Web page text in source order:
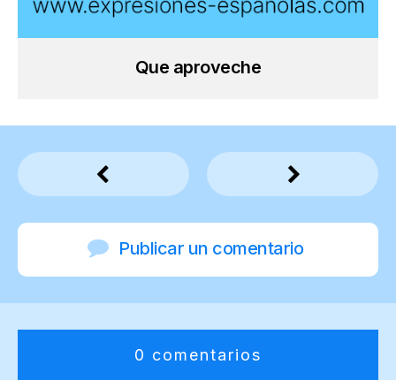
Que aproveche
Publicar un comentario
0 comentarios